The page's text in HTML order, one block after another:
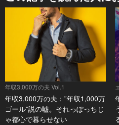
年収3,000万の夫 Vol.1
年収3,000万の夫：”年収1,000万
ゴール”説の嘘。それっぽっちじ
ゃ都心で暮らせない